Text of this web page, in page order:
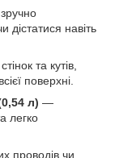
навіть
та кутів,
поверхні.
л) —
легко
проводів чи